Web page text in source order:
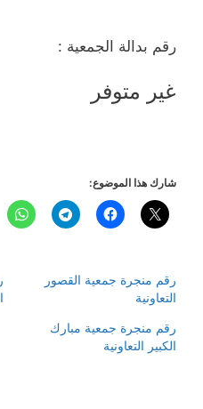
رقم بدالة الجمعية :
غير متوفر
شارك هذا الموضوع:
رقم منجرة جمعية القصور
التعاونية
رقم منجرة جمعية مبارك
الكبير التعاونية